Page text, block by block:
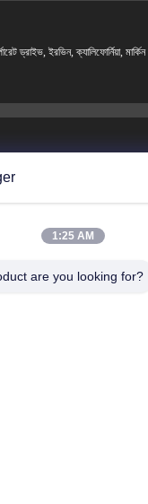
ড্রাইভ, ইরভিন, ক্যালিফোর্নিয়া, মার্কিন
512-7443871
1:25 AM
are you looking for?